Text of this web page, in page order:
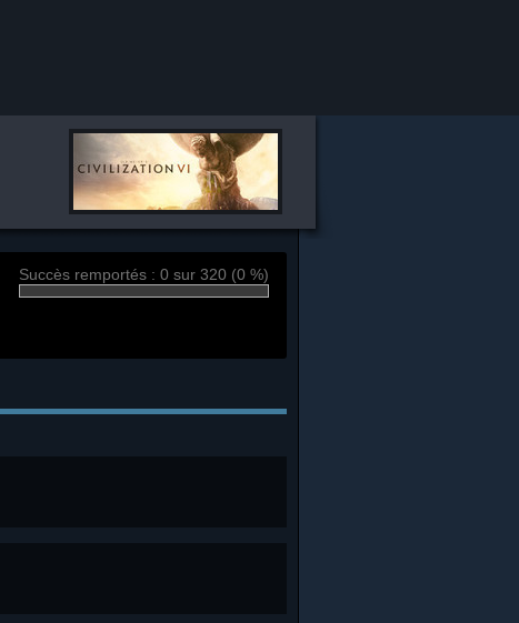
Succès remportés : 0 sur 320 (0 %)